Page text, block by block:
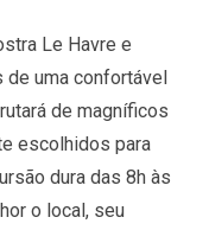
Le Havre e
de uma confortável
de magníficos
escolhidos para
dura das 8h às
o local, seu